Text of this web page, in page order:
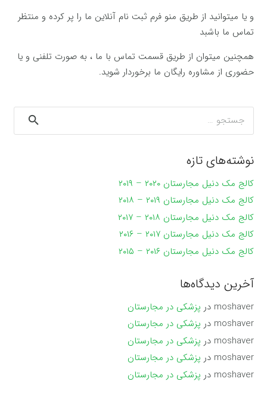
و یا میتوانید از طریق منو فرم ثبت نام آنلاین ما را پر کرده و منتظر
تماس ما باشبد
همچنین میتوان از طریق قسمت تماس با ما ، به صورت تلفنی و یا
حضوری از مشاوره رایگان ما برخوردار شوید.
برای:
نوشته‌های تازه
کالج مک دنیل مجارستان ۲۰۲۰ – ۲۰۱۹
کالج مک دنیل مجارستان ۲۰۱۹ – ۲۰۱۸
کالج مک دنیل مجارستان ۲۰۱۸ – ۲۰۱۷
کالج مک دنیل مجارستان ۲۰۱۷ – ۲۰۱۶
کالج مک دنیل مجارستان ۲۰۱۶ – ۲۰۱۵
آخرین دیدگاه‌ها
moshaver در پزشکی در مجارستان
moshaver در پزشکی در مجارستان
moshaver در پزشکی در مجارستان
moshaver در پزشکی در مجارستان
moshaver در پزشکی در مجارستان